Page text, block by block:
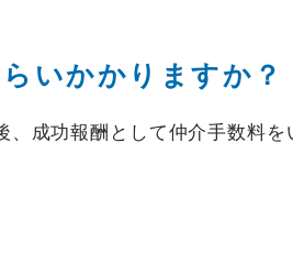
いかかりますか？
、成功報酬として仲介手数料